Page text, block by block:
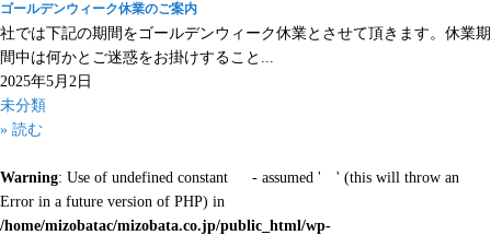
ゴールデンウィーク休業のご案内
社では下記の期間をゴールデンウィーク休業とさせて頂きます。休業期
間中は何かとご迷惑をお掛けすること...
2025年5月2日
未分類
» 読む
Warning: Use of undefined constant - assumed ' ' (this will throw an
Error in a future version of PHP) in
/home/mizobatac/mizobata.co.jp/public_html/wp-